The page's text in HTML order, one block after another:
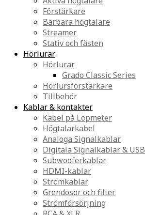
Förstärkare
Bärbara högtalare
Streamer
Stativ och fästen
Hörlurar
Hörlurar
Grado Classic Series
Hörlursförstärkare
Tillbehör
Kablar & kontakter
Kabel på Löpmeter
Högtalarkabel
Analoga Signalkablar
Digitala Signalkablar & USB
Subwooferkablar
HDMI-kablar
Strömkablar
Grendosor och filter
Strömförsörjning